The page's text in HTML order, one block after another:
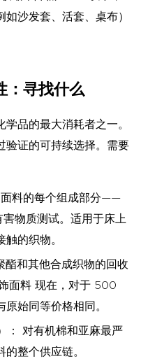
沙发套、活套、桌布）
：寻找什么
品的最大消耗者之一。
验证的可持续选择。需要
料的每个组成部分——
物质测试。适用于床上
的织物。
酯和其他合成织物的回收
面料 现在，对于 500
始同等价格相同。
： 对有机棉和亚麻最严
整个供应链。